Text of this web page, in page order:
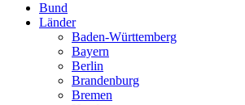
Bund
Länder
Baden-Württemberg
Bayern
Berlin
Brandenburg
Bremen